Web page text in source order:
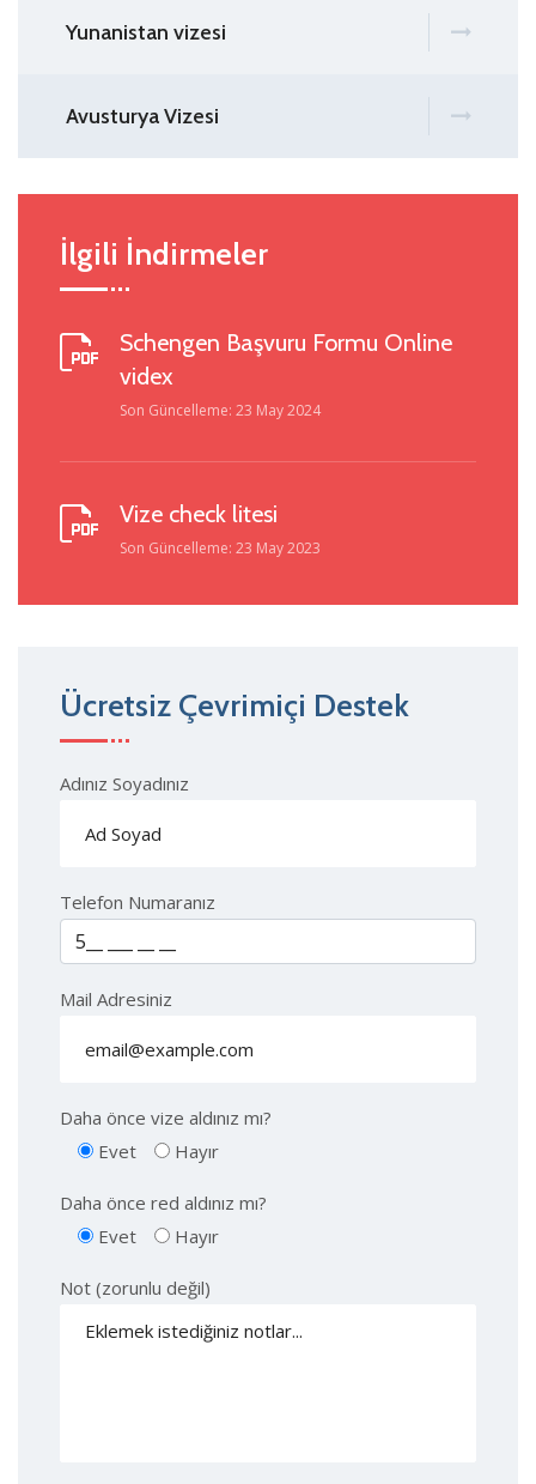
Yunanistan vizesi
Avusturya Vizesi
İlgili İndirmeler
Schengen Başvuru Formu Online
videx
Son Güncelleme: 23 May 2024
Vize check litesi
Son Güncelleme: 23 May 2023
Ücretsiz Çevrimiçi Destek
Adınız Soyadınız
Telefon Numaranız
Mail Adresiniz
Daha önce vize aldınız mı?
Evet
Hayır
Daha önce red aldınız mı?
Evet
Hayır
Not (zorunlu değil)